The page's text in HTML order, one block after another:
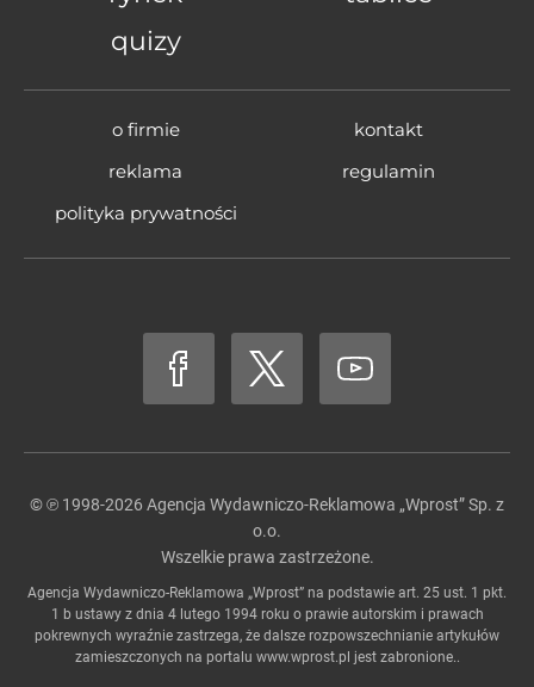
quizy
o firmie
kontakt
reklama
regulamin
polityka prywatności
© ℗ 1998-2026 Agencja Wydawniczo-Reklamowa „Wprost” Sp. z
o.o.
Wszelkie prawa zastrzeżone.
Agencja Wydawniczo-Reklamowa „Wprost” na podstawie art. 25 ust. 1 pkt.
1 b ustawy z dnia 4 lutego 1994 roku o prawie autorskim i prawach
pokrewnych wyraźnie zastrzega, że dalsze rozpowszechnianie artykułów
zamieszczonych na portalu www.wprost.pl jest zabronione..